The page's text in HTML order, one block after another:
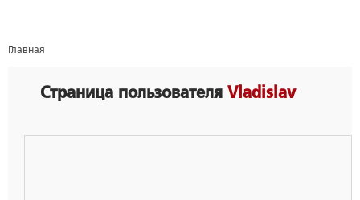
Главная
Страница пользователя Vladislav